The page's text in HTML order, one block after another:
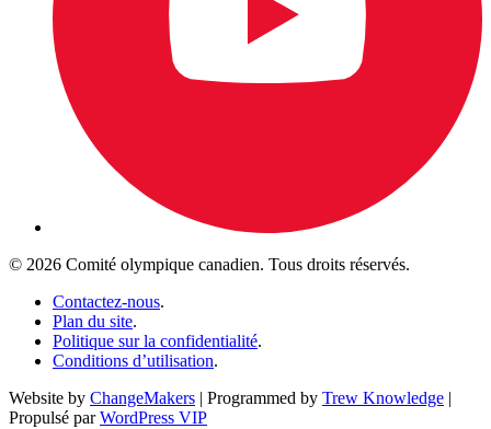
© 2026 Comité olympique canadien. Tous droits réservés.
Contactez-nous.
Plan du site.
Politique sur la confidentialité.
Conditions d’utilisation.
Website by ChangeMakers | Programmed by Trew Knowledge |
Propulsé parWordPress VIP